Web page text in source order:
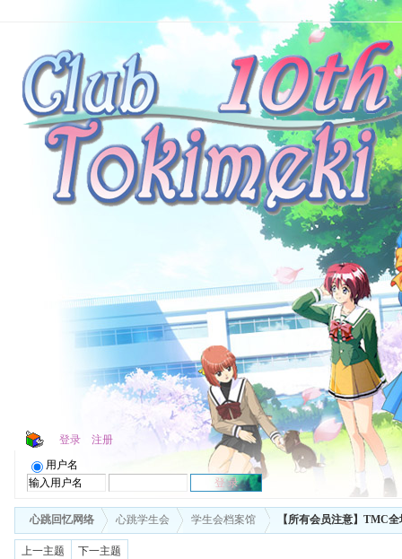
登录 注册
用户名
心跳回忆网络 心跳学生会 学生会档案馆 【所有会员注意】TMC
上一主题 下一主题